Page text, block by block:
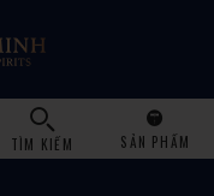
TÌM KIẾM
SẢN PHẨM